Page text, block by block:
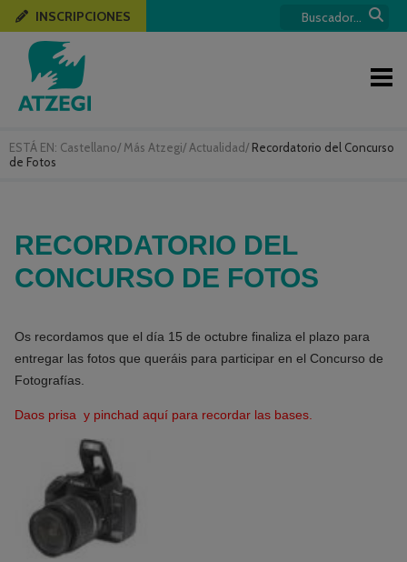
ESTÁ EN: Castellano/ Más Atzegi/ Actualidad/ Recordatorio del Concurso
de Fotos
INSCRIPCIONES
RECORDATORIO DEL
CONCURSO DE FOTOS
Os recordamos que el día 15 de octubre finaliza el plazo para
entregar las fotos que queráis para participar en el Concurso de
Fotografías.
Daos prisa y pinchad aquí para recordar las bases.